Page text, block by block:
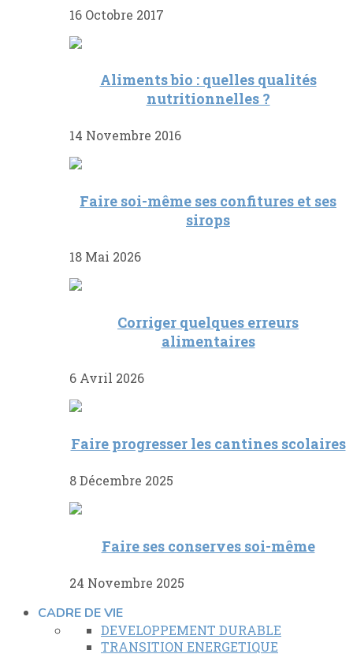
16 Octobre 2017
Aliments bio : quelles qualités
nutritionnelles ?
14 Novembre 2016
Faire soi-même ses confitures et ses
sirops
18 Mai 2026
Corriger quelques erreurs
alimentaires
6 Avril 2026
Faire progresser les cantines scolaires
8 Décembre 2025
Faire ses conserves soi-même
24 Novembre 2025
CADRE DE VIE
DEVELOPPEMENT DURABLE
TRANSITION ENERGETIQUE